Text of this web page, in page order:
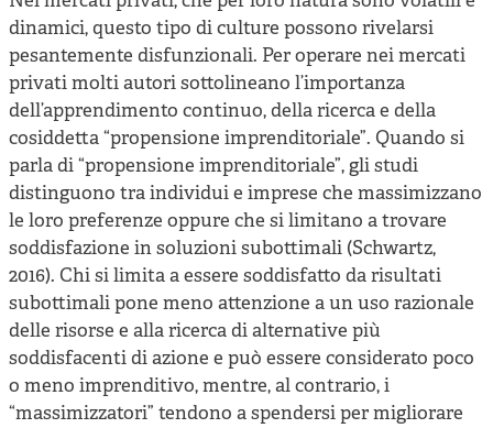
dinamici, questo tipo di culture possono rivelarsi
pesantemente disfunzionali. Per operare nei mercati
privati molti autori sottolineano l’importanza
dell’apprendimento continuo, della ricerca e della
cosiddetta “propensione imprenditoriale”. Quando si
parla di “propensione imprenditoriale”, gli studi
distinguono tra individui e imprese che massimizzano
le loro preferenze oppure che si limitano a trovare
soddisfazione in soluzioni subottimali (Schwartz,
2016). Chi si limita a essere soddisfatto da risultati
subottimali pone meno attenzione a un uso razionale
delle risorse e alla ricerca di alternative più
soddisfacenti di azione e può essere considerato poco
o meno imprenditivo, mentre, al contrario, i
“massimizzatori” tendono a spendersi per migliorare